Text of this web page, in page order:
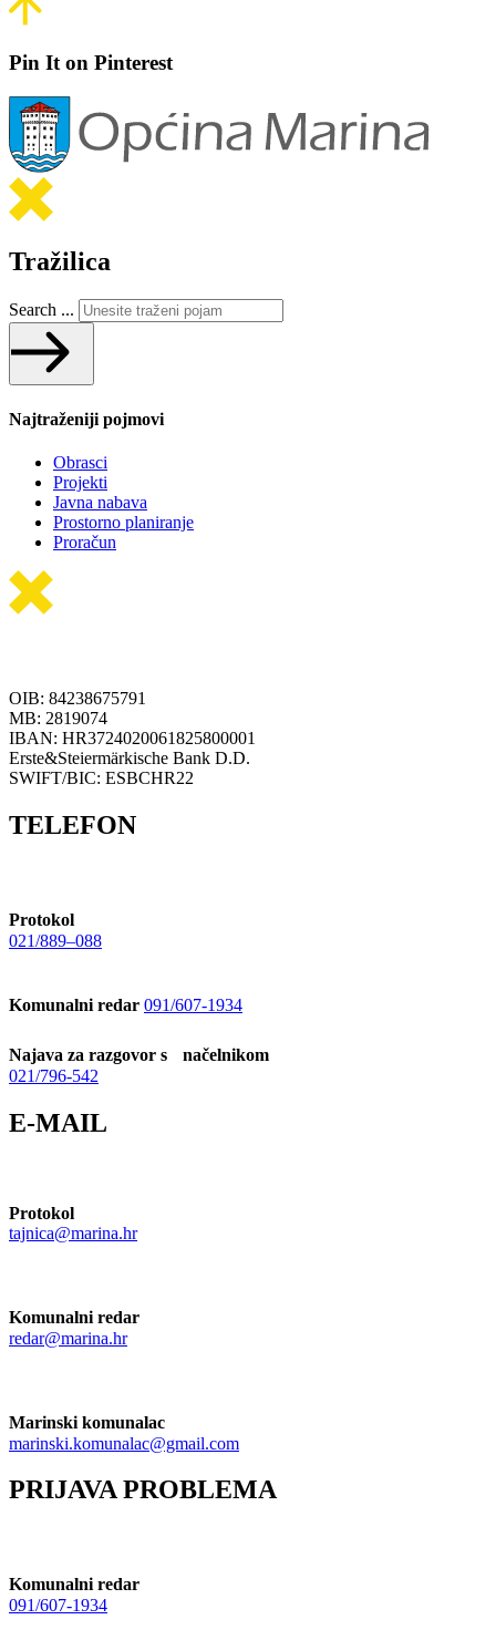
Pin It on Pinterest
Tražilica
Search ...
Najtraženiji pojmovi
Obrasci
Projekti
Javna nabava
Prostorno planiranje
Proračun
OIB: 84238675791
MB: 2819074
IBAN: HR3724020061825800001
Erste&Steiermärkische Bank D.D.
SWIFT/BIC: ESBCHR22
TELEFON
Protokol
021/889–088
Komunalni redar 091/607-1934
Najava za razgovor s načelnikom
021/796-542
E-MAIL
Protokol
tajnica@marina.hr
Komunalni redar
redar@marina.hr
Marinski komunalac
marinski.komunalac@gmail.com
PRIJAVA PROBLEMA
Komunalni redar
091/607-1934